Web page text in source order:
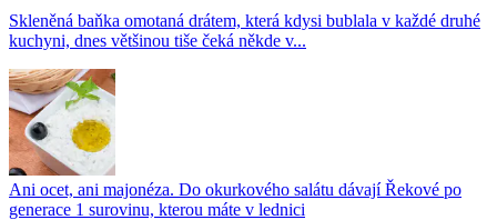
Skleněná baňka omotaná drátem, která kdysi bublala v každé druhé
kuchyni, dnes většinou tiše čeká někde v...
Ani ocet, ani majonéza. Do okurkového salátu dávají Řekové po
generace 1 surovinu, kterou máte v lednici